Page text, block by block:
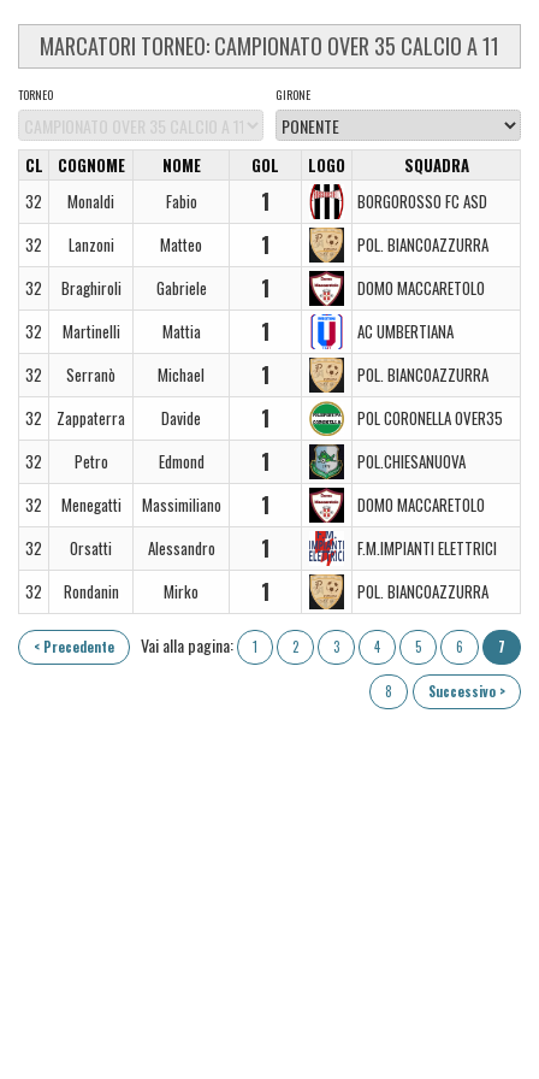
MARCATORI TORNEO: CAMPIONATO OVER 35 CALCIO A 11
TORNEO GIRONE
CL COGNOME NOME GOL LOGO
SQUADRA
32
Monaldi Fabio 1
BORGOROSSO FC ASD
32
Lanzoni Matteo 1
POL. BIANCOAZZURRA
32
Braghiroli Gabriele 1
DOMO MACCARETOLO
32
Martinelli Mattia 1
AC UMBERTIANA
32
Serranò Michael 1
POL. BIANCOAZZURRA
32
Zappaterra Davide 1
POL CORONELLA OVER35
32
Petro Edmond 1
POL.CHIESANUOVA
32
Menegatti Massimiliano 1
DOMO MACCARETOLO
32
Orsatti Alessandro 1
F.M.IMPIANTI ELETTRICI
32
Rondanin Mirko 1 POL. BIANCOAZZURRA
Vai alla pagina:
< Precedente 1 2 3 4 5 6 7
8 Successivo >